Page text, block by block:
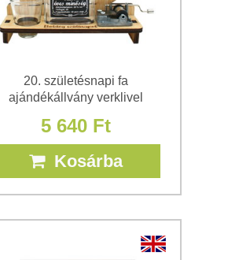
20. születésnapi fa
ajándékállvány verklivel
5 640 Ft
Kosárba